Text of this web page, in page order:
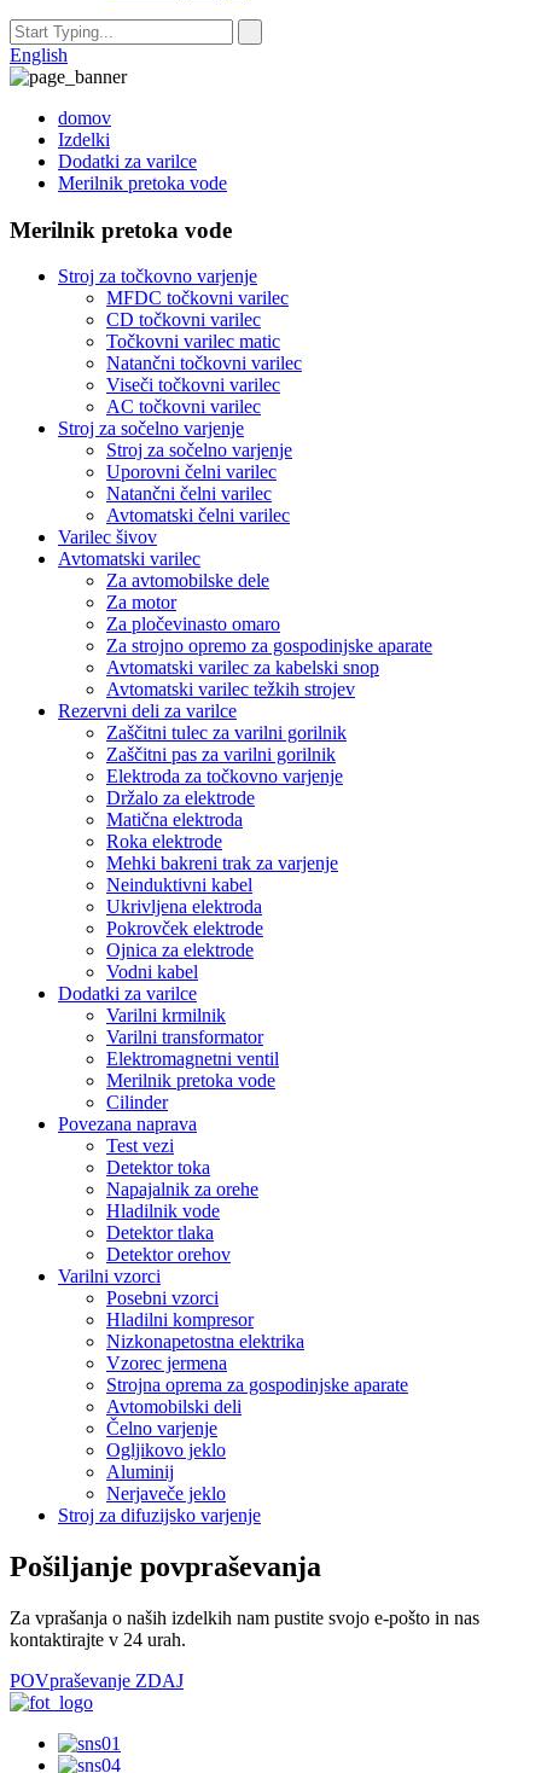
English
domov
Izdelki
Dodatki za varilce
Merilnik pretoka vode
Merilnik pretoka vode
Stroj za točkovno varjenje
MFDC točkovni varilec
CD točkovni varilec
Točkovni varilec matic
Natančni točkovni varilec
Viseči točkovni varilec
AC točkovni varilec
Stroj za sočelno varjenje
Stroj za sočelno varjenje
Uporovni čelni varilec
Natančni čelni varilec
Avtomatski čelni varilec
Varilec šivov
Avtomatski varilec
Za avtomobilske dele
Za motor
Za pločevinasto omaro
Za strojno opremo za gospodinjske aparate
Avtomatski varilec za kabelski snop
Avtomatski varilec težkih strojev
Rezervni deli za varilce
Zaščitni tulec za varilni gorilnik
Zaščitni pas za varilni gorilnik
Elektroda za točkovno varjenje
Držalo za elektrode
Matična elektroda
Roka elektrode
Mehki bakreni trak za varjenje
Neinduktivni kabel
Ukrivljena elektroda
Pokrovček elektrode
Ojnica za elektrode
Vodni kabel
Dodatki za varilce
Varilni krmilnik
Varilni transformator
Elektromagnetni ventil
Merilnik pretoka vode
Cilinder
Povezana naprava
Test vezi
Detektor toka
Napajalnik za orehe
Hladilnik vode
Detektor tlaka
Detektor orehov
Varilni vzorci
Posebni vzorci
Hladilni kompresor
Nizkonapetostna elektrika
Vzorec jermena
Strojna oprema za gospodinjske aparate
Avtomobilski deli
Čelno varjenje
Ogljikovo jeklo
Aluminij
Nerjaveče jeklo
Stroj za difuzijsko varjenje
Pošiljanje povpraševanja
Za vprašanja o naših izdelkih nam pustite svojo e-pošto in nas
kontaktirajte v 24 urah.
POVpraševanje ZDAJ